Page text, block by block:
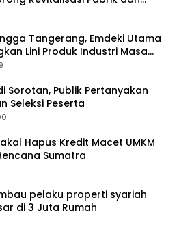
Tangerang, Emdeki Utama
Lini Produk Industri Masa
Sorotan, Publik Pertanyakan
Seleksi Peserta
Hapus Kredit Macet UMKM
Sumatra
pelaku properti syariah
di 3 Juta Rumah